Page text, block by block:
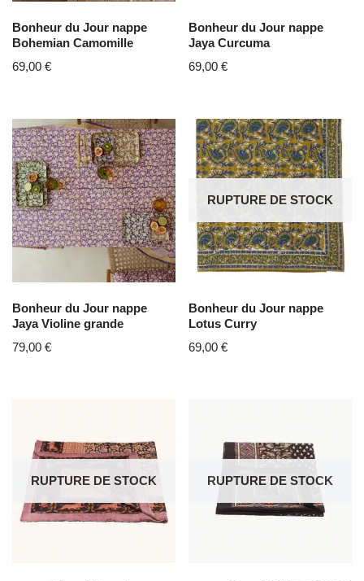
Bonheur du Jour nappe
Bohemian Camomille
69,00 €
Bonheur du Jour nappe
Jaya Curcuma
69,00€
Bonheur du Jour nappe
Jaya Violine grande
79,00 €
RUPTURE DE STOCK
Bonheur du Jour nappe
Lotus Curry
69,00€
RUPTURE DE STOCK RUPTURE DE STOCK